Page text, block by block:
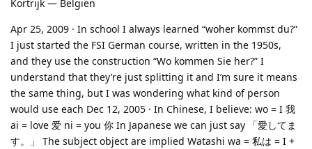
Kortrijk — Belgien
Apr 25, 2009 · In school I always learned “woher kommst du?”
I just started the FSI German course, written in the 1950s,
and they use the construction “Wo kommen Sie her?” I
understand that they’re just splitting it and I’m sure it means
the same thing, but I was wondering what kind of person
would use each Dec 12, 2005 · In Chinese, I believe: wo = I 我
ai = love 爱 ni = you 你 In Japanese we can just say 「愛してま
す。」 The subject object are implied Watashi wa = 私は = I +